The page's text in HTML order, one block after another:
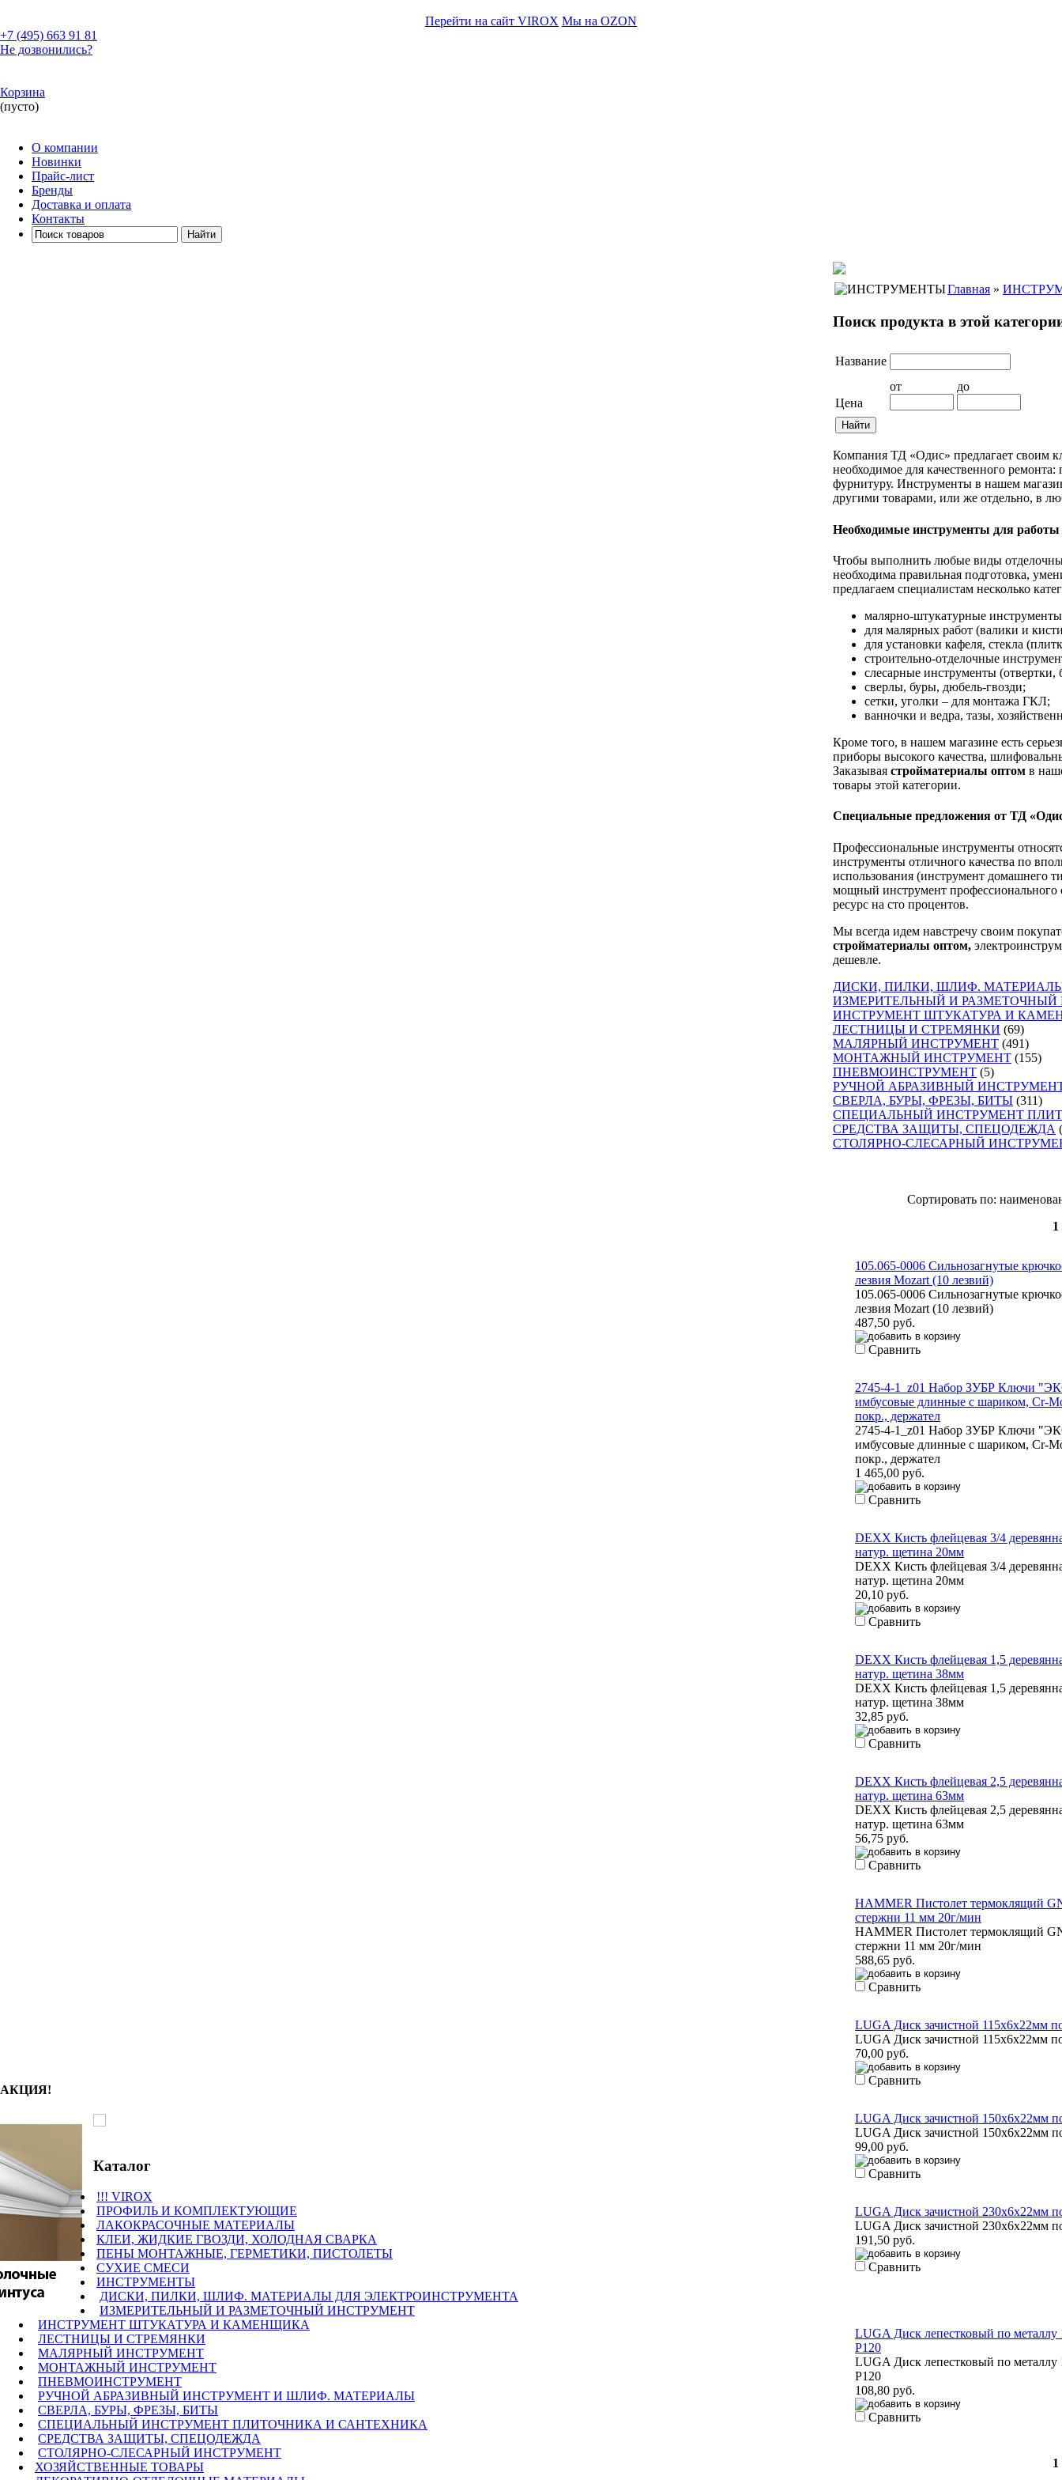
Перейти на сайт VIROX Мы на OZON
+7 (495) 663 91 81
Не дозвонились?
Корзина
(пусто)
О компании
Новинки
Прайс-лист
Бренды
Доставка и оплата
Контакты
АКЦИЯ!
Каталог
!!! VIROX
ПРОФИЛЬ И КОМПЛЕКТУЮЩИЕ
ЛАКОКРАСОЧНЫЕ МАТЕРИАЛЫ
КЛЕИ, ЖИДКИЕ ГВОЗДИ, ХОЛОДНАЯ СВАРКА
ПЕНЫ МОНТАЖНЫЕ, ГЕРМЕТИКИ, ПИСТОЛЕТЫ
СУХИЕ СМЕСИ
ИНСТРУМЕНТЫ
ДИСКИ, ПИЛКИ, ШЛИФ. МАТЕРИАЛЫ ДЛЯ ЭЛЕКТРОИНСТРУМЕНТА
ИЗМЕРИТЕЛЬНЫЙ И РАЗМЕТОЧНЫЙ ИНСТРУМЕНТ
ИНСТРУМЕНТ ШТУКАТУРА И КАМЕНЩИКА
ЛЕСТНИЦЫ И СТРЕМЯНКИ
МАЛЯРНЫЙ ИНСТРУМЕНТ
МОНТАЖНЫЙ ИНСТРУМЕНТ
ПНЕВМОИНСТРУМЕНТ
РУЧНОЙ АБРАЗИВНЫЙ ИНСТРУМЕНТ И ШЛИФ. МАТЕРИАЛЫ
СВЕРЛА, БУРЫ, ФРЕЗЫ, БИТЫ
СПЕЦИАЛЬНЫЙ ИНСТРУМЕНТ ПЛИТОЧНИКА И САНТЕХНИКА
СРЕДСТВА ЗАЩИТЫ, СПЕЦОДЕЖДА
СТОЛЯРНО-СЛЕСАРНЫЙ ИНСТРУМЕНТ
ХОЗЯЙСТВЕННЫЕ ТОВАРЫ
Главная»ИНСТРУМЕНТЫ
Поиск продукта в этой категории
Название
Компания ТД «Одис» предлагает своим
необходимое для качественного ремонта:
фурнитуру. Инструменты в нашем магазине
другими товарами, или же отдельно, в любом
Необходимые инструменты для работы на
Чтобы выполнить любые виды отделочных,
необходима правильная подготовка, умения и
предлагаем специалистам несколько категорий
малярно-штукатурные инструменты
для малярных работ (валики и кисти,
для установки кафеля, стекла
строительно-отделочные инструменты
слесарные инструменты (отвертки, биты,
сверлы, буры, дюбель-гвозди;
сетки, уголки – для монтажа ГКЛ;
ванночки и ведра, тазы, хозяйственные
Кроме того, в нашем магазине есть серьезные
приборы высокого качества, шлифовальные
Заказываястройматериалы оптомв нашем
товары этой категории.
Специальные предложения от ТД «Одис»
Профессиональные инструменты относятся к
инструменты отличного качества по вполне
использования (инструмент домашнего типа,
мощный инструмент профессионального
ресурс на сто процентов.
Мы всегда идем навстречу своим покупателям,
стройматериалы оптом,электроинструменты
дешевле.
ДИСКИ, ПИЛКИ, ШЛИФ. МАТЕРИАЛЫ ДЛЯ
ИЗМЕРИТЕЛЬНЫЙ И РАЗМЕТОЧНЫЙ
ИНСТРУМЕНТ ШТУКАТУРА И КАМЕНЩИКА
ЛЕСТНИЦЫ И СТРЕМЯНКИ(69)
МАЛЯРНЫЙ ИНСТРУМЕНТ(491)
МОНТАЖНЫЙ ИНСТРУМЕНТ(155)
ПНЕВМОИНСТРУМЕНТ(5)
РУЧНОЙ АБРАЗИВНЫЙ ИНСТРУМЕНТ И
СВЕРЛА, БУРЫ, ФРЕЗЫ, БИТЫ(311)
СПЕЦИАЛЬНЫЙ ИНСТРУМЕНТ
СРЕДСТВА ЗАЩИТЫ, СПЕЦОДЕЖДА(31)
СТОЛЯРНО-СЛЕСАРНЫЙ ИНСТРУМЕНТ
Сортировать по: наименованию (
105.065-0006 Сильнозагнутые
лезвия Mozart (10 лезвий)
105.065-0006 Сильнозагнутые
лезвия Mozart (10 лезвий)
487,50 руб.
Сравнить
2745-4-1_z01 Набор ЗУБР Ключи
имбусовые длинные с шариком, Cr-
покр., держател
2745-4-1_z01 Набор ЗУБР Ключи
имбусовые длинные с шариком, Cr-
покр., держател
1 465,00 руб.
Сравнить
DEXX Кисть флейцевая 3/4 деревянная ручка
натур. щетина 20мм
DEXX Кисть флейцевая 3/4 деревянная ручка
натур. щетина 20мм
20,10 руб.
Сравнить
DEXX Кисть флейцевая 1,5 деревянная ручка
натур. щетина 38мм
DEXX Кисть флейцевая 1,5 деревянная ручка
натур. щетина 38мм
32,85 руб.
Сравнить
DEXX Кисть флейцевая 2,5 деревянная ручка
натур. щетина 63мм
DEXX Кисть флейцевая 2,5 деревянная ручка
натур. щетина 63мм
56,75 руб.
Сравнить
HAMMER Пистолет термоклящий GN-05
стержни 11 мм 20г/мин
HAMMER Пистолет термоклящий GN-05
стержни 11 мм 20г/мин
588,65 руб.
Сравнить
LUGA Диск зачистной 115х6х22мм по
LUGA Диск зачистной 115х6х22мм по
70,00 руб.
Сравнить
LUGA Диск зачистной 150х6х22мм по
LUGA Диск зачистной 150х6х22мм по
99,00 руб.
Сравнить
LUGA Диск зачистной 230х6х22мм по
LUGA Диск зачистной 230х6х22мм по
191,50 руб.
Сравнить
LUGA Диск лепестковый по металлу
LUGA Диск лепестковый по металлу
108,80 руб.
Сравнить